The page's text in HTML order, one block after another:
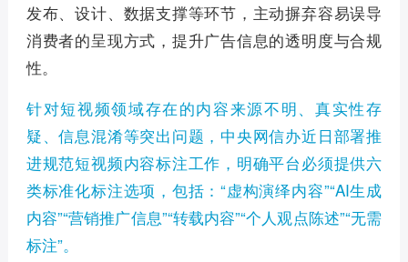
发布、设计、数据支撑等环节，主动摒弃容易误导
消费者的呈现方式，提升广告信息的透明度与合规
性。
针对短视频领域存在的内容来源不明、真实性存
疑、信息混淆等突出问题，中央网信办近日部署推
进规范短视频内容标注工作，明确平台必须提供六
类标准化标注选项，包括：“虚构演绎内容”“AI生成
内容”“营销推广信息”“转载内容”“个人观点陈述”“无需
标注”。